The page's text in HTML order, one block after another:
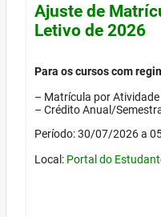
Ajuste de
Letivo de 2026
Para os cursos com
– Matrícula por
– Crédito Anual/
Período: 30/07/2026 a
Local: Portal do